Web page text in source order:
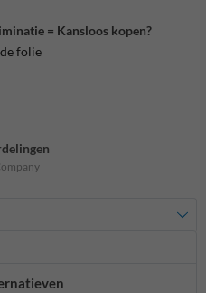
= Kansloos kopen?
folie